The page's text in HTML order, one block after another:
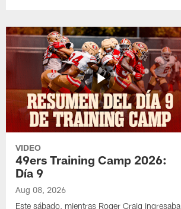
VIDEO
49ers Training Camp 2026:
Día 9
Aug 08, 2026
Este sábado, mientras Roger Craig ingresaba